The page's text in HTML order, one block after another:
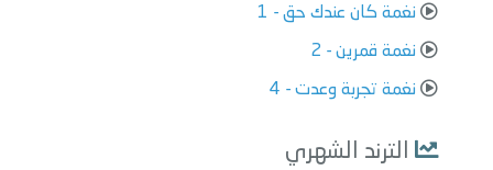
نغمة كان عندك حق - 1
نغمة قمرين - 2
نغمة تجربة وعدت - 4
الترند الشهري